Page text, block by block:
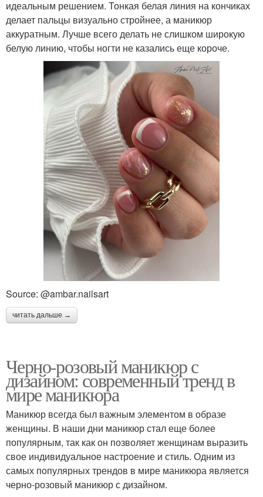
идеальным решением. Тонкая белая линия на кончиках
делает пальцы визуально стройнее, а маникюр
аккуратным. Лучше всего делать не слишком широкую
белую линию, чтобы ногти не казались еще короче.
Source: @ambar.nailsart
читать дальше →
Черно-розовый маникюр с
дизайном: современный тренд в
мире маникюра
Маникюр всегда был важным элементом в образе
женщины. В наши дни маникюр стал еще более
популярным, так как он позволяет женщинам выразить
свое индивидуальное настроение и стиль. Одним из
самых популярных трендов в мире маникюра является
черно-розовый маникюр с дизайном.